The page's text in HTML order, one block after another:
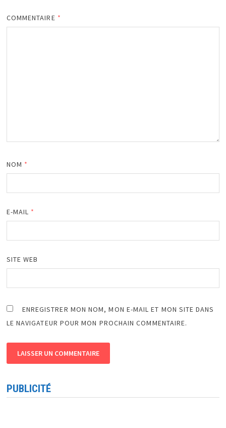
COMMENTAIRE *
NOM *
E-MAIL *
SITE WEB
ENREGISTRER MON NOM, MON E-MAIL ET MON SITE DANS
LE NAVIGATEUR POUR MON PROCHAIN COMMENTAIRE.
PUBLICITÉ